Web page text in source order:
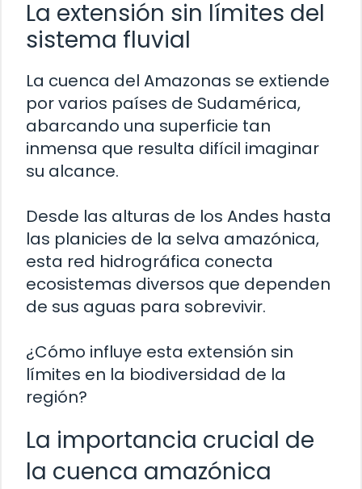
La extensión sin límites del
sistema fluvial
La cuenca del Amazonas se extiende
por varios países de Sudamérica,
abarcando una superficie tan
inmensa que resulta difícil imaginar
su alcance.
Desde las alturas de los Andes hasta
las planicies de la selva amazónica,
esta red hidrográfica conecta
ecosistemas diversos que dependen
de sus aguas para sobrevivir.
¿Cómo influye esta extensión sin
límites en la biodiversidad de la
región?
La importancia crucial de
la cuenca amazónica